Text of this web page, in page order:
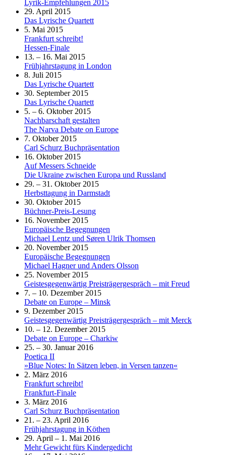
Lyrik-Empfehlungen 2015
29. April 2015
Das Lyrische Quartett
5. Mai 2015
Frankfurt schreibt!
Hessen-Finale
13. – 16. Mai 2015
Frühjahrstagung in London
8. Juli 2015
Das Lyrische Quartett
30. September 2015
Das Lyrische Quartett
5. – 6. Oktober 2015
Nachbarschaft gestalten
The Narva Debate on Europe
7. Oktober 2015
Carl Schurz Buchpräsentation
16. Oktober 2015
Auf Messers Schneide
Die Ukraine zwischen Europa und Russland
29. – 31. Oktober 2015
Herbsttagung in Darmstadt
30. Oktober 2015
Büchner-Preis-Lesung
16. November 2015
Europäische Begegnungen
Michael Lentz und Søren Ulrik Thomsen
20. November 2015
Europäische Begegnungen
Michael Hagner und Anders Olsson
25. November 2015
Geistesgegenwärtig Preisträgergespräch – mit Freud
7. – 10. Dezember 2015
Debate on Europe – Minsk
9. Dezember 2015
Geistesgegenwärtig Preisträgergespräch – mit Merck
10. – 12. Dezember 2015
Debate on Europe – Charkiw
25. – 30. Januar 2016
Poetica II
»Blue Notes: In Sätzen leben, in Versen tanzen«
2. März 2016
Frankfurt schreibt!
Frankfurt-Finale
3. März 2016
Carl Schurz Buchpräsentation
21. – 23. April 2016
Frühjahrstagung in Köthen
29. April – 1. Mai 2016
Mehr Gewicht fürs Kindergedicht